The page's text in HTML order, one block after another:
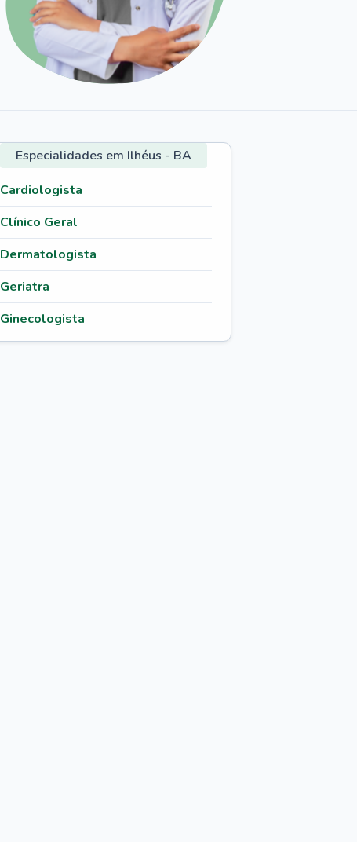
Especialidades em Ilhéus - BA
Cardiologista
Clínico Geral
Dermatologista
Geriatra
Ginecologista